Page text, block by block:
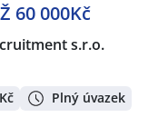
60 000Kč
s.r.o.
Plný úvazek